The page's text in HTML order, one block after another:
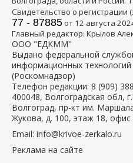
Свидетельство о регистрации
77 - 87885от 12 августа
Главный редактор: Крылов
ООО "ЕДКММ"
Выдано федеральной
информационных
(Роскомнадзор)
Телефон редакции: 8 (909)
400048, Волгоградская обл,
Волгоград, пр-кт им.
Жукова, д. 100, этаж 18, офис
Email: info@krivoe-zerkalo.ru
Реклама на сайте